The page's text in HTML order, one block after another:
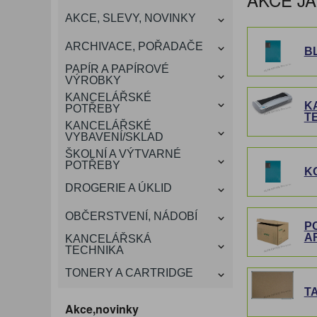
VÁNOCE
DÁRKOVÉ POTŘEBY
SMART DOPLŇKY
ROZDRUŽOVAČE
VIZITKY A JMENOVKY
OBÁLKY
TISKOPISY
KONFERENČNÍ SPISOVKY
NŮŽKY A NOŽE
TAŠKY, KUFRY, AKTOVKY
A OBALY
KANCELÁŘSKÝ
NÁBYTEK
OCHRANNÉ PRACOVNÍ
POMŮCKY
TABULE, NÁSTĚNKY
KRESLENÍ A MALOVÁNÍ
DEZINFEKCE-OCHRANA
PROSTŘEDKY NA PRANÍ
KONVICE A DŽBÁNY
SLADKÉ POTRAVINY
LAMINACE
ŠTÍTKOVAČE
AKCE, SLEVY, NOVINKY
ARCHIVACE, POŘADAČE
PAPÍR A PAPÍROVÉ
VÝROBKY
KANCELÁŘSKÉ
POTŘEBY
KANCELÁŘSKÉ
VYBAVENÍ/SKLAD
ŠKOLNÍ A VÝTVARNÉ
POTŘEBY
DROGERIE A ÚKLID
OBČERSTVENÍ, NÁDOBÍ
KANCELÁŘSKÁ
TECHNIKA
TONERY A CARTRIDGE
Akce,novinky